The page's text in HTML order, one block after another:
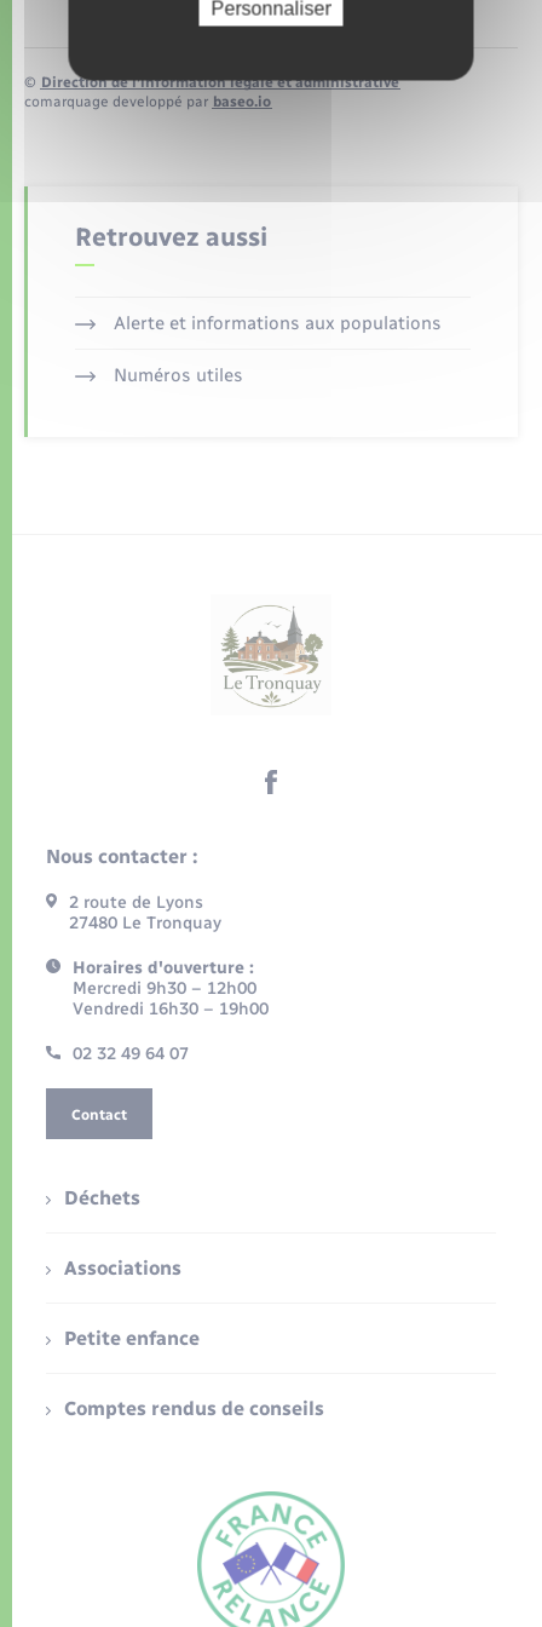
© Direction de l’information légale et administrative
comarquage developpé par baseo.io
Retrouvez aussi
Alerte et informations aux populations
Numéros utiles
Nous contacter :
2 route de Lyons
27480 Le Tronquay
Horaires d'ouverture :
Mercredi 9h30 – 12h00
Vendredi 16h30 – 19h00
02 32 49 64 07
Contact
Déchets
Associations
Petite enfance
Comptes rendus de conseils
Personnaliser